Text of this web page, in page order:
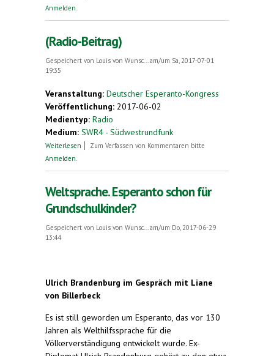
Anmelden
(Radio-Beitrag)
Gespeichert von Louis von Wunsc...
am/um Sa, 2017-07-01
19:35
Veranstaltung: Deutscher Esperanto-Kongress
Veröffentlichung: 2017-06-02
Medientyp: Radio
Medium: SWR4 - Südwestrundfunk
Weiterlesen über (Radio-Beitrag)
Zum Verfassen von Kommentaren bitte
Anmelden
Weltsprache. Esperanto schon für
Grundschulkinder?
Gespeichert von Louis von Wunsc...
am/um Do, 2017-06-29
13:44
Ulrich Brandenburg im Gespräch mit Liane
von Billerbeck
Es ist still geworden um Esperanto, das vor 130
Jahren als Welthilfssprache für die
Völkerverständigung entwickelt wurde. Ex-